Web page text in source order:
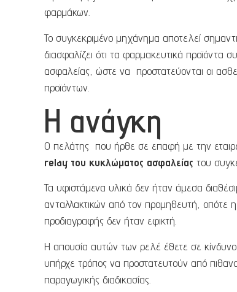
φαρμάκων.
Το συγκεκριμένο μηχάνημα αποτελεί
διασφαλίζει ότι τα φαρμακευτικά προϊόντα
ασφαλείας, ώστε να προστατεύονται οι
προϊόντων.
Η ανάγκη
Ο πελάτης που ήρθε σε επαφή με την
relay του κυκλώματος ασφαλείας του
Τα υφιστάμενα υλικά δεν ήταν άμεσα
ανταλλακτικών από τον προμηθευτή, οπότε
προδιαγραφής δεν ήταν εφικτή.
Η απουσία αυτών των ρελέ έθετε σε
υπήρχε τρόπος να προστατευτούν από
παραγωγικής διαδικασίας.